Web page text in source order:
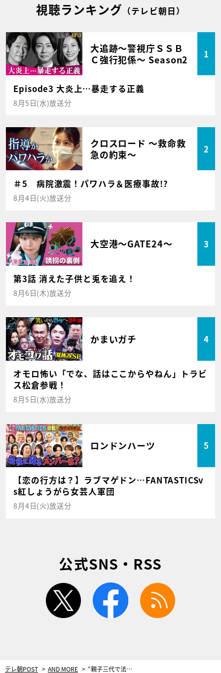
視聴ランキング （テレビ朝日）
大追跡～警視庁ＳＳＢ
Ｃ強行犯係～ Season2
1
Episode3 大炎上…暴走する正義
8月5日(水)放送分
クロスロード ～救命救
急の約束～
2
＃5 病院激震！パワハラ＆医療事故!?
8月4日(火)放送分
大空港～GATE24～ 3
第3話 消えた子供と兎を追え！
8月6日(木)放送分
かまいガチ 4
オモロ怖い「でな、話はここからやねん」トラビ
ス松倉参戦！
8月5日(水)放送分
ロンドンハーツ 5
【恋の行方は？】ラブマゲドン…FANTASTICSv
s紅しょうがら女芸人軍団
8月4日(火)放送分
公式SNS・RSS
twitter facebook
テレ朝POST AND MORE “親子三代で法曹界”のはずが…伊丹十三監督作の常連俳優・高橋長英が、役者の道選んだ理由